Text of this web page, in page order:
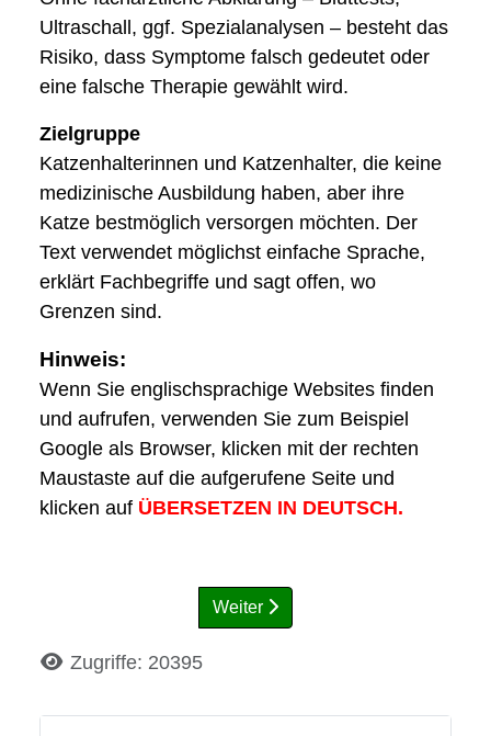
Ultraschall, ggf. Spezialanalysen – besteht das
Risiko, dass Symptome falsch gedeutet oder
eine falsche Therapie gewählt wird.
Zielgruppe
Katzenhalterinnen und Katzenhalter, die keine
medizinische Ausbildung haben, aber ihre
Katze bestmöglich versorgen möchten. Der
Text verwendet möglichst einfache Sprache,
erklärt Fachbegriffe und sagt offen, wo
Grenzen sind.
Hinweis:
Wenn Sie englischsprachige Websites finden
und aufrufen, verwenden Sie zum Beispiel
Google als Browser, klicken mit der rechten
Maustaste auf die aufgerufene Seite und
klicken auf ÜBERSETZEN IN DEUTSCH.
Weiter
DetailsZugriffe: 20395